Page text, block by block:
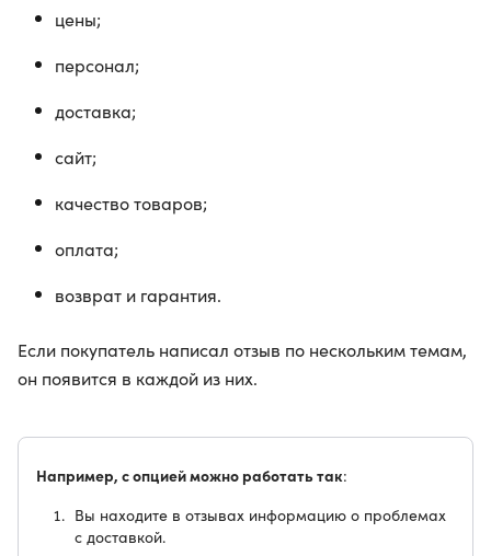
цены;
персонал;
доставка;
сайт;
качество товаров;
оплата;
возврат и гарантия.
Если покупатель написал отзыв по нескольким темам,
он появится в каждой из них.
Например, с опцией можно работать так:
Вы находите в отзывах информацию о проблемах
с доставкой.